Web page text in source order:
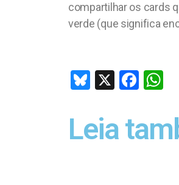
compartilhar os cards
verde (que significa
Bl
es
ky
X
F
ce
b
s
Leia